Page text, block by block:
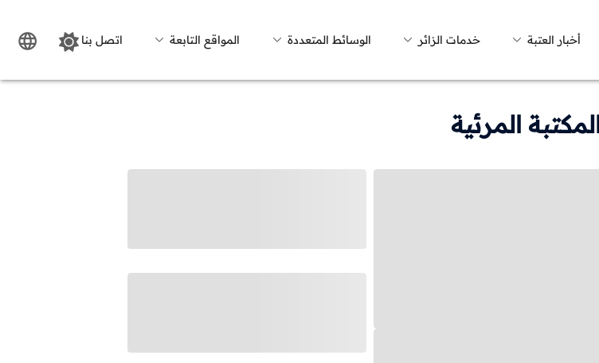
أخبار العتبة خدمات الزائر الوسائط المتعددة المواقع التابعة اتصل بنا
المرئية